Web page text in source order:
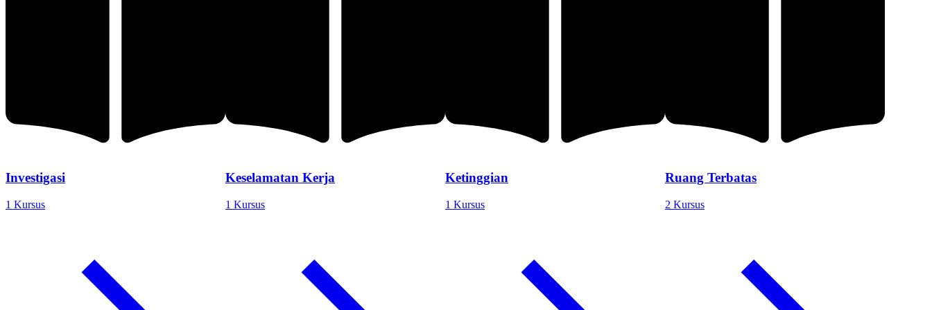
Investigasi
1 Kursus
Keselamatan Kerja
1 Kursus
Ketinggian
1 Kursus
Ruang Terbatas
2 Kursus